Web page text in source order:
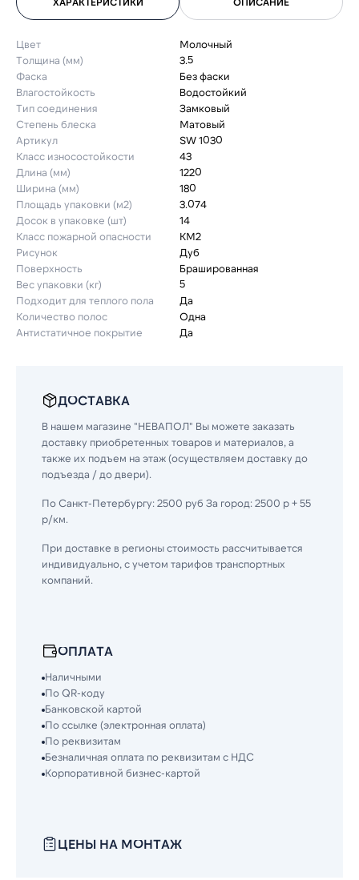
Цвет
Молочный
Толщина (мм)
3.5
Фаска
Без фаски
Влагостойкость
Водостойкий
Тип соединения
Замковый
Степень блеска
Матовый
Артикул
SW 1030
Класс износостойкости
43
Длина (мм)
1220
Ширина (мм)
180
Площадь упаковки (м2)
3.074
Досок в упаковке (шт)
14
Класс пожарной опасности
КМ2
Рисунок
Дуб
Поверхность
Брашированная
Вес упаковки (кг)
5
Подходит для теплого пола
Да
Количество полос
Одна
Антистатичное покрытие
Да
ДОСТАВКА
В нашем магазине "НЕВАПОЛ" Вы можете заказать
доставку приобретенных товаров и материалов, а
также их подъем на этаж (осуществляем доставку до
подъезда / до двери).
По Санкт-Петербургу: 2500 руб За город: 2500 р + 55
р/км.
При доставке в регионы стоимость рассчитывается
индивидуально, с учетом тарифов транспортных
компаний.
ОПЛАТА
Наличными
По QR-коду
Банковской картой
По ссылке (электронная оплата)
По реквизитам
Безналичная оплата по реквизитам с НДС
Корпоративной бизнес-картой
ЦЕНЫ НА МОНТАЖ